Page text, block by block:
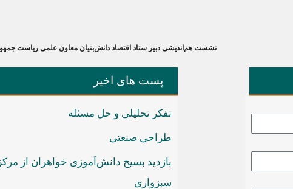
پست های اخیر
تفکر تحلیلی و حل مسئله
طراحی صنعتی
بازدید بسیج دانش‌آموزی خواهران از
سبزواری